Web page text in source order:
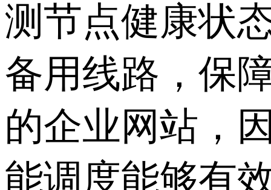
测节点健康状
备用线路，保
的企业网站，
能调度能够有